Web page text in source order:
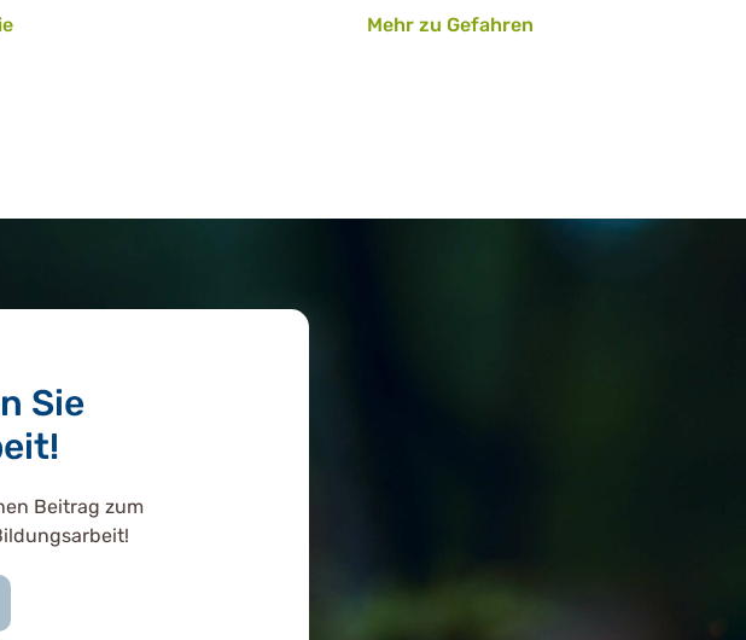
Mehr zu Gefahren
Sie
Beitrag zum